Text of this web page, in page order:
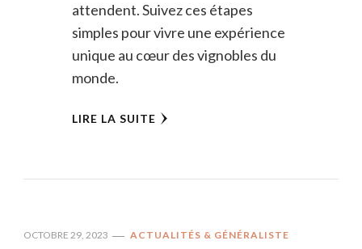
attendent. Suivez ces étapes
simples pour vivre une expérience
unique au cœur des vignobles du
monde.
LIRE LA SUITE
OCTOBRE 29, 2023 ACTUALITÉS & GÉNÉRALISTE